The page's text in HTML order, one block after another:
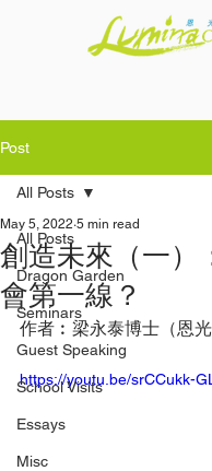
Post
All Posts
Dragon Garden
Seminars
Guest Speaking
School Visits
Essays
Misc
All Posts
創造未來（一）
會第一線？
May 5, 2022 5 min read
作者︰梁永泰博士（恩光
https://youtu.be/srCCukk-